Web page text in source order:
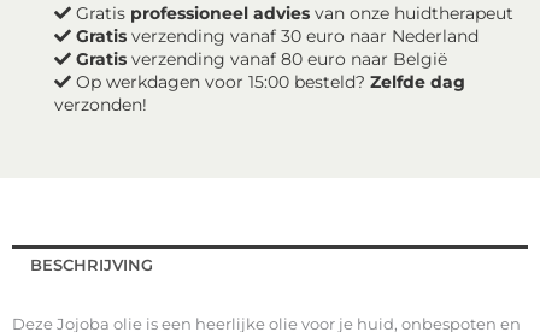
Gratis professioneel advies van onze huidtherapeut
Gratis verzending vanaf 30 euro naar Nederland
Gratis verzending vanaf 80 euro naar België
Op werkdagen voor 15:00 besteld? Zelfde dag
verzonden!
BESCHRIJVING
Deze Jojoba olie is een heerlijke olie voor je huid, onbespoten en